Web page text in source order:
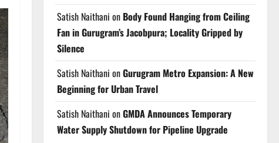
Satish Naithani on Body Found Hanging from Ceiling
Fan in Gurugram’s Jacobpura; Locality Gripped by
Silence
Satish Naithani onGurugram Metro Expansion: A New
Beginning for Urban Travel
Satish Naithani onGMDA Announces Temporary
Water Supply Shutdown for Pipeline Upgrade